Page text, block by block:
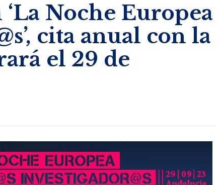
Noche Europea
cita anual con la
el 29 de